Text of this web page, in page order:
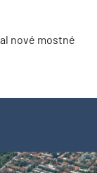
nové mostné